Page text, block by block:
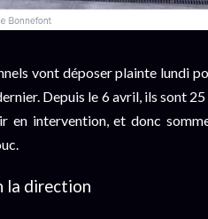
vont déposer plainte lundi
Depuis le 6 avril, ils sont
en intervention, et donc
la direction